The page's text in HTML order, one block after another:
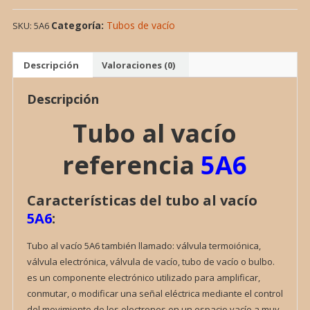
VACIO
5A6,
SKU: 5A6 Categoría: Tubos de vacío
Descripción Valoraciones (0)
Descripción
Tubo al vacío
referencia 5A6
Características del tubo al vacío
5A6:
Tubo al vacío 5A6 también llamado: válvula termoiónica,
válvula electrónica, válvula de vacío, tubo de vacío o bulbo.
es un componente electrónico utilizado para amplificar,
conmutar, o modificar una señal eléctrica mediante el control